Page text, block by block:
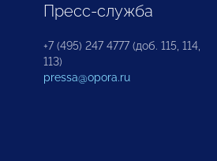
Пресс-служба
+7 (495) 247 4777 (доб. 115, 114,
113)
pressa@opora.ru